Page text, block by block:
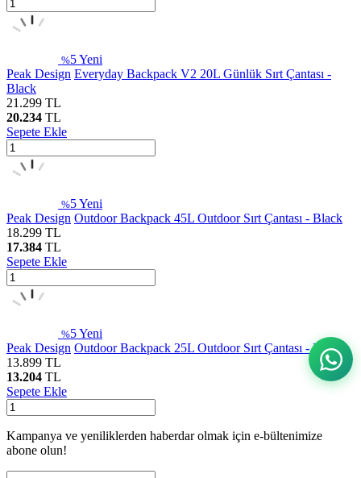
%5Yeni
Peak Design Everyday Backpack V2 20L Günlük Sırt Çantası -
Black
21.299 TL
20.234 TL
Sepete Ekle
%5Yeni
Peak Design Outdoor Backpack 45L Outdoor Sırt Çantası - Black
18.299 TL
17.384 TL
Sepete Ekle
%5Yeni
Peak Design Outdoor Backpack 25L Outdoor Sırt Çantası - Black
13.899 TL
13.204 TL
Sepete Ekle
Kampanya ve yeniliklerden haberdar olmak için e-bültenimize
abone olun!